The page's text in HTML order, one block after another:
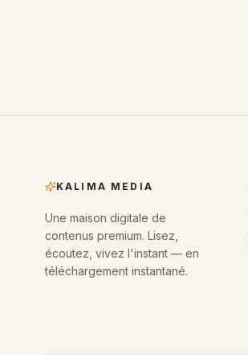
KALIMA MEDIA
Une maison digitale de
contenus premium. Lisez,
écoutez, vivez l'instant — en
téléchargement instantané.